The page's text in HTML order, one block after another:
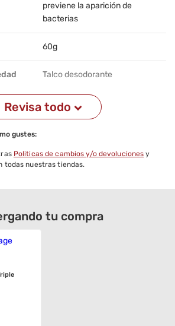
previene la aparición de
bacterias
60g
Talco desodorante
Revisa todo
gustes:
Politicas de cambios y/o devoluciones y
todas nuestras tiendas.
tu compra